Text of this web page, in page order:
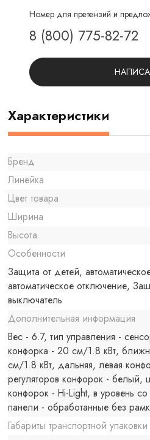
Номер для претензий и
8 (800) 775-82-72
Характеристики
Бренд
Линейка
Цвет товара
Ширина
Высота
Особенности
Защита от детей,
автоматическое отключение,
выключатель
Дополнительная информация
Вес - 6.7, тип управления -
конфорка - 20 см/1.8 кВт,
см/1.8 кВт, дальняя, левая
регуляторов конфорок - белый,
конфорок - Hi-Light, в уровень
панели - обработанные без
Габариты транспортной